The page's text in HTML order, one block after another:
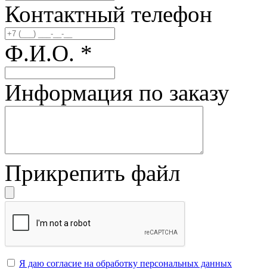
Контактный телефон
Ф.И.О. *
Информация по заказу
Прикрепить файл
Я даю согласие на обработку персональных данных